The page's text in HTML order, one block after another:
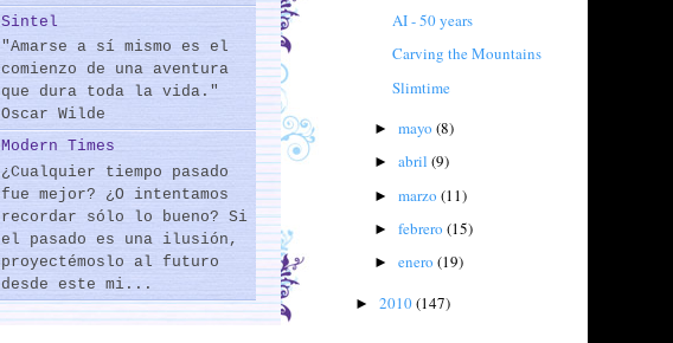
Sintel
"Amarse a sí mismo es el
comienzo de una aventura
que dura toda la vida."
Oscar Wilde
Modern Times
¿Cualquier tiempo pasado
fue mejor? ¿O intentamos
recordar sólo lo bueno? Si
el pasado es una ilusión,
proyectémoslo al futuro
desde este mi...
AI - 50 years
Carving the Mountains
Slimtime
► mayo (8)
► abril (9)
► marzo (11)
► febrero (15)
► enero (19)
► 2010(147)